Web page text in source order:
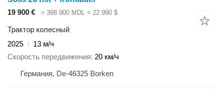
19 900 €
≈ 398 900 MDL ≈ 22 990 $
Трактор колесный
2025
13 м/ч
Скорость передвижения 20 км/ч
Германия, De-46325 Borken